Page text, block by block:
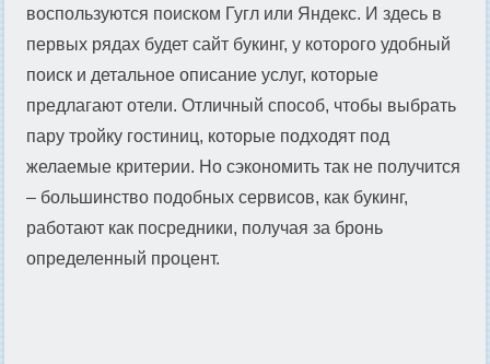
воспользуются поиском Гугл или Яндекс. И здесь в
первых рядах будет сайт букинг, у которого удобный
поиск и детальное описание услуг, которые
предлагают отели. Отличный способ, чтобы выбрать
пару тройку гостиниц, которые подходят под
желаемые критерии. Но сэкономить так не получится
– большинство подобных сервисов, как букинг,
работают как посредники, получая за бронь
определенный процент.